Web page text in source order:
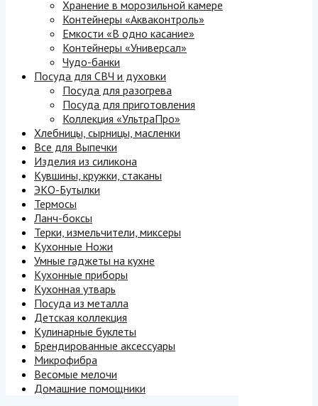
Хранение в морозильной камере
Контейнеры «Акваконтроль»
Емкости «В одно касание»
Контейнеры «Универсал»
Чудо-банки
Посуда для СВЧ и духовки
Посуда для разогрева
Посуда для приготовления
Коллекция «УльтраПро»
Хлебницы, сырницы, масленки
Все для Выпечки
Изделия из силикона
Кувшины, кружки, стаканы
ЭКО-Бутылки
Термосы
Ланч-боксы
Терки, измельчители, миксеры
Кухонные Ножи
Умные гаджеты на кухне
Кухонные приборы
Кухонная утварь
Посуда из металла
Детская коллекция
Кулинарные буклеты
Брендированные аксессуары
Микрофибра
Весомые мелочи
Домашние помощники